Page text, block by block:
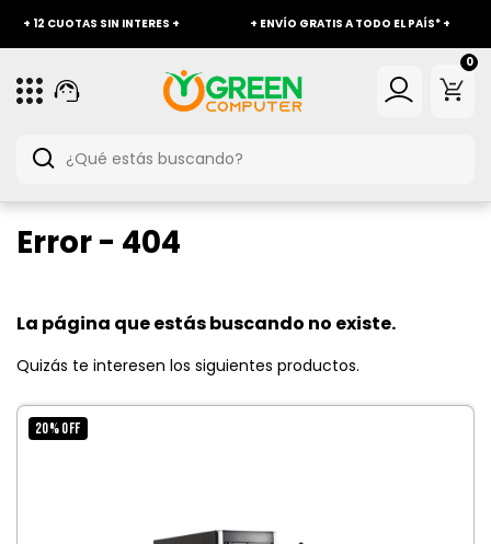
+ 12 CUOTAS SIN INTERES + + ENVÍO GRATIS A TODO EL PAÍS* +
0
Error - 404
La página que estás buscando no existe.
Quizás te interesen los siguientes productos.
20%OFF